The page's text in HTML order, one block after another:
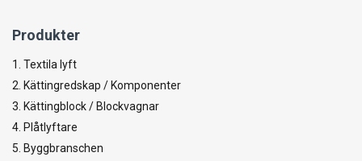
Produkter
1. Textila lyft
2. Kättingredskap / Komponenter
3. Kättingblock / Blockvagnar
4. Plåtlyftare
5. Byggbranschen